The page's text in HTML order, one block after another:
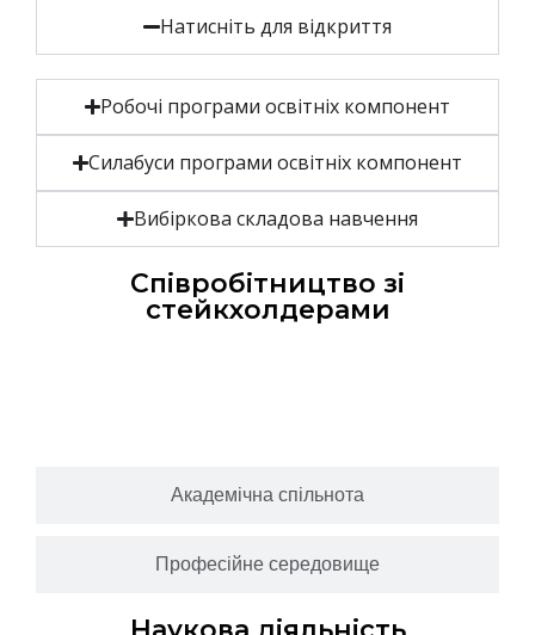
Натисніть для відкриття
Робочі програми освітніх компонент
Силабуси програми освітніх компонент
Вибіркова складова навчення
Співробітництво зі
стейкхолдерами
Академічна спільнота
Професійне середовище